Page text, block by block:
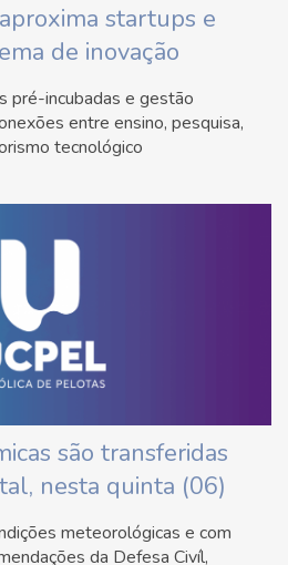
startups e
de inovação
pré-incubadas e gestão
entre ensino, pesquisa,
tecnológico
são transferidas
nesta quinta (06)
meteorológicas e com
da Defesa Civíl,